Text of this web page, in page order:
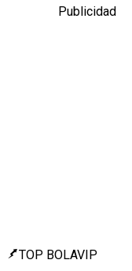
Publicidad
TOP BOLAVIP